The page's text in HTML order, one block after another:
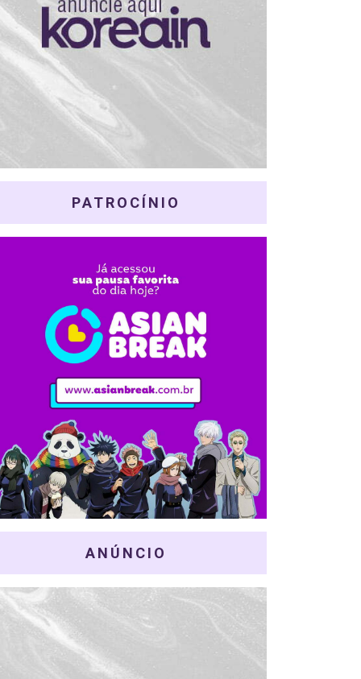
PATROCÍNIO
ANÚNCIO